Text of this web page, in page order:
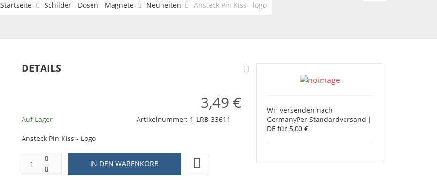
Startseite Schilder - Dosen - Magnete Neuheiten Ansteck Pin Kiss - logo
DETAILS
3,49 €
Auf Lager Artikelnummer: 1-LRB-33611
Ansteck Pin Kiss - Logo
Wir versenden nach
GermanyPer Standardversand |
DE für 5,00 €